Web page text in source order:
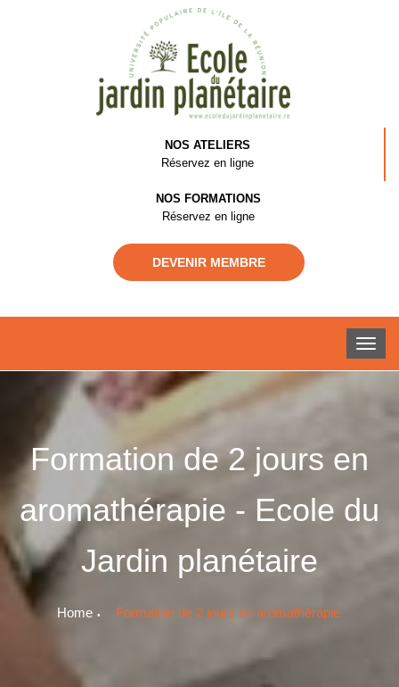
NOS ATELIERS
Réservez en ligne
NOS FORMATIONS
Réservez en ligne
DEVENIR MEMBRE
Formation de 2 jours en
aromathérapie - Ecole du
Jardin planétaire
Home Formation de 2 jours en aromathérapie